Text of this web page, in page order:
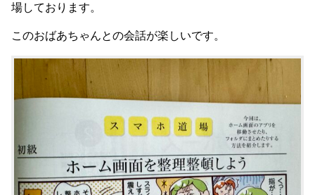
場しております。
このおばあちゃんとの会話が楽しいです。